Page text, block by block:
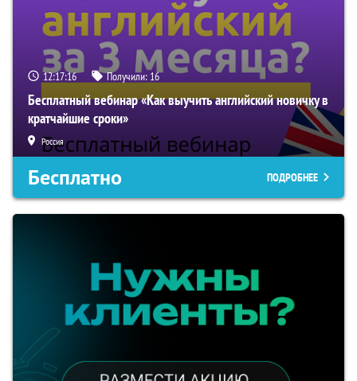
12:17:15 Получили: 16
Бесплатный вебинар «Как выучить английский новичку в
кратчайшие сроки»
Россия
Бесплатно ПОДРОБНЕЕ